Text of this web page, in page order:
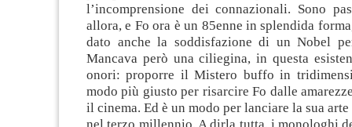
l’incomprensione dei connazionali. Sono
allora, e Fo ora è un 85enne in splendida
dato anche la soddisfazione di un Nobel
Mancava però una ciliegina, in questa
onori: proporre il Mistero buffo in
modo più giusto per risarcire Fo dalle
il cinema. Ed è un modo per lanciare la sua